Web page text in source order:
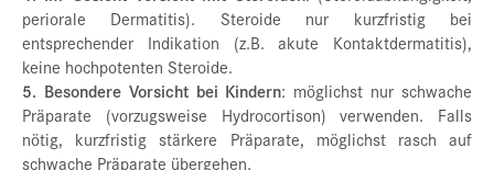
periorale Dermatitis). Steroide nur kurzfristig bei
entsprechender Indikation (z.B. akute Kontaktdermatitis),
keine hochpotenten Steroide.
5. Besondere Vorsicht bei Kindern: möglichst nur schwache
Präparate (vorzugsweise Hydrocortison) verwenden. Falls
nötig, kurzfristig stärkere Präparate, möglichst rasch auf
schwache Präparate übergehen.